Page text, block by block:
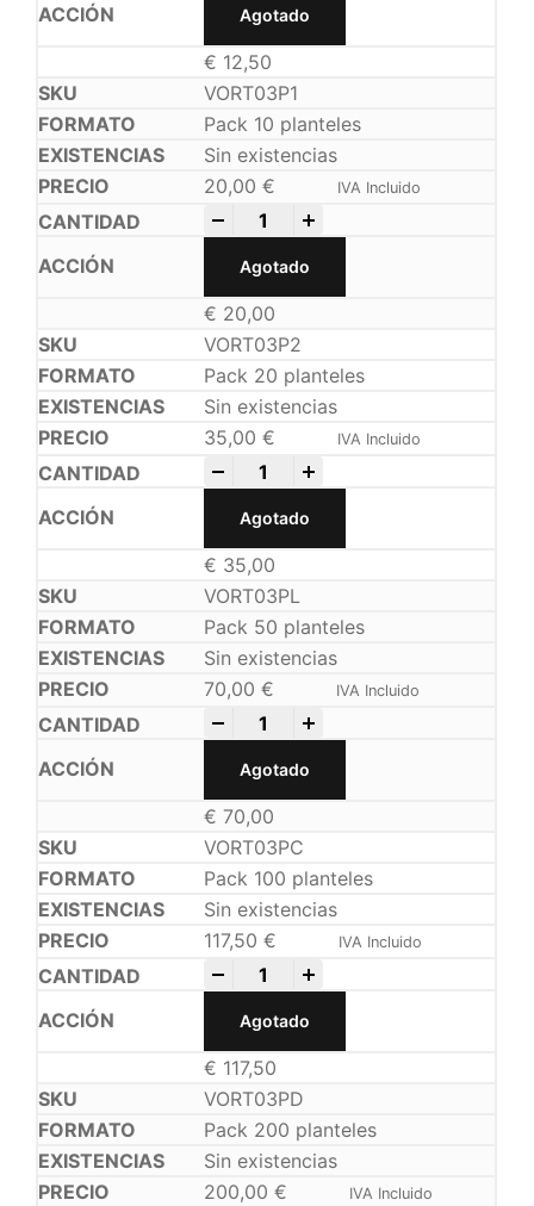
Agotado
€ 12,50
VORT03P1
Pack 10 planteles
Sin existencias
20,00€ IVA Incluido
Agotado
€ 20,00
VORT03P2
Pack 20 planteles
Sin existencias
35,00€ IVA Incluido
Agotado
€ 35,00
VORT03PL
Pack 50 planteles
Sin existencias
70,00€ IVA Incluido
Agotado
€ 70,00
VORT03PC
Pack 100 planteles
Sin existencias
117,50€ IVA Incluido
Agotado
€ 117,50
VORT03PD
Pack 200 planteles
Sin existencias
200,00€ IVA Incluido